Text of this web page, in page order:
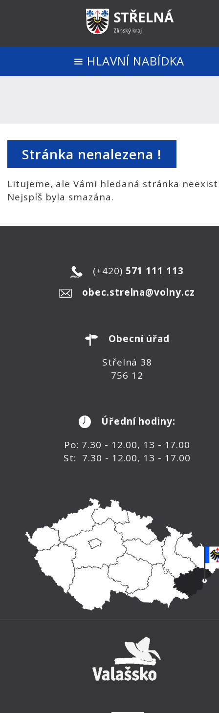
HLAVNÍ NABÍDKA
Stránka nenalezena !
Litujeme, ale Vámi hledaná stránka
Nejspíš byla smazána.
(+420) 571 111 113
obec.strelna@volny.cz
Obecní úřad
Střelná 38
756 12
Úřední hodiny:
Po: 7.30 - 12.00, 13 - 17.00
St: 7.30 - 12.00, 13 - 17.00